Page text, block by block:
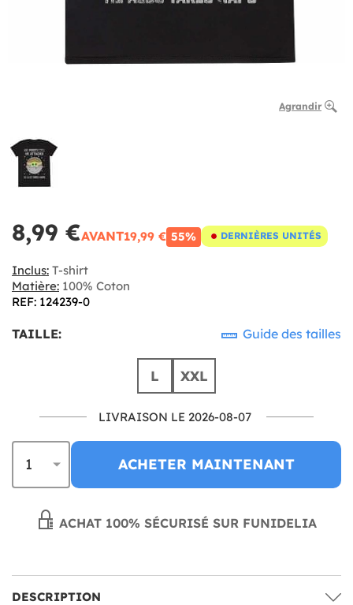
Agrandir
8,99 €AVANT19,99 € 55% DERNIÈRES UNITÉS
Inclus: T-shirt
Matière: 100% Coton
REF: 124239-0
TAILLE: Guide des tailles
L XXL
LIVRAISON LE 2026-08-07
ACHETER MAINTENANT
ACHAT 100% SÉCURISÉ SUR FUNIDELIA
DESCRIPTION